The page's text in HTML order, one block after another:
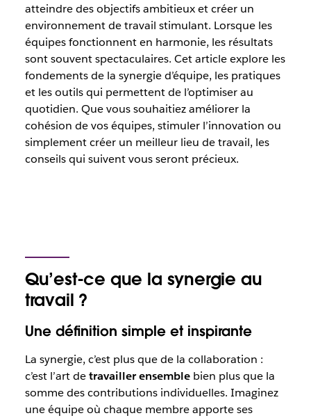
atteindre des objectifs ambitieux et créer un
environnement de travail stimulant. Lorsque les
équipes fonctionnent en harmonie, les résultats
sont souvent spectaculaires. Cet article explore les
fondements de la synergie d’équipe, les pratiques
et les outils qui permettent de l’optimiser au
quotidien. Que vous souhaitiez améliorer la
cohésion de vos équipes, stimuler l’innovation ou
simplement créer un meilleur lieu de travail, les
conseils qui suivent vous seront précieux.
Qu’est-ce que la synergie au
travail ?
Une définition simple et inspirante
La synergie, c’est plus que de la collaboration :
c’est l’art detravailler ensemblebien plus que la
somme des contributions individuelles. Imaginez
une équipe où chaque membre apporte ses